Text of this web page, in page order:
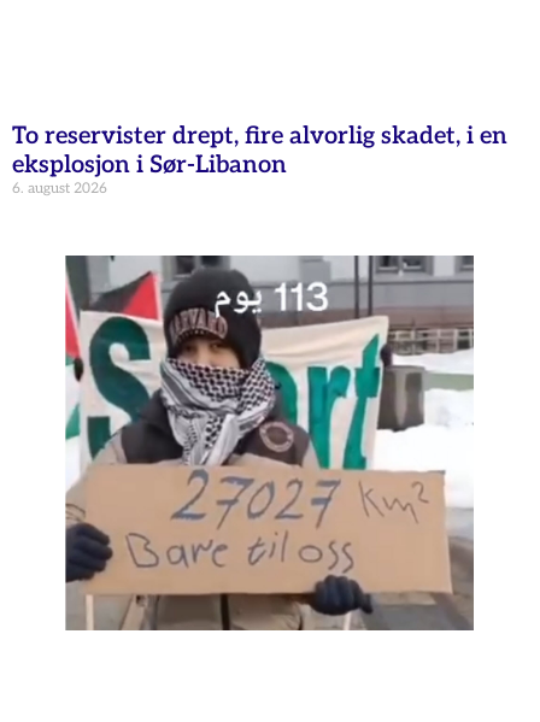
To reservister drept, fire alvorlig skadet, i en
eksplosjon i Sør-Libanon
6. august 2026